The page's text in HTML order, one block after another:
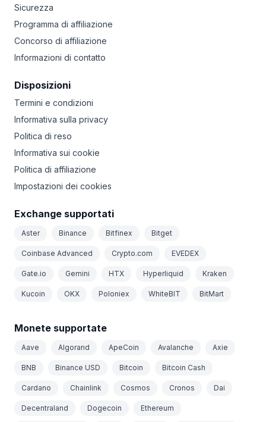
Sicurezza
Programma di affiliazione
Concorso di affiliazione
Informazioni di contatto
Disposizioni
Termini e condizioni
Informativa sulla privacy
Politica di reso
Informativa sui cookie
Politica di affiliazione
Impostazioni dei cookies
Exchange supportati
Aster Binance Bitfinex Bitget
Coinbase Advanced Crypto.com EVEDEX
Gate.io Gemini HTX Hyperliquid Kraken
Kucoin OKX Poloniex WhiteBIT BitMart
Monete supportate
Aave Algorand ApeCoin Avalanche Axie
BNB Binance USD Bitcoin Bitcoin Cash
Cardano Chainlink Cosmos Cronos Dai
Decentraland Dogecoin Ethereum